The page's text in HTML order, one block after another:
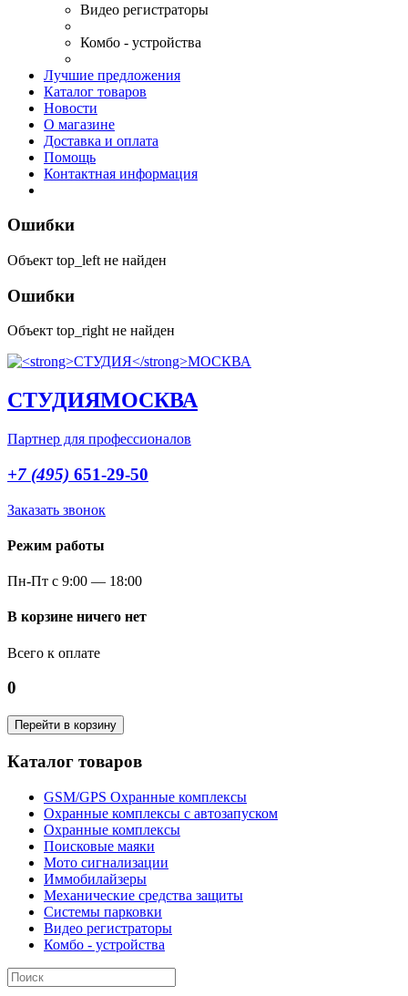
Видео регистраторы
Комбо - устройства
Лучшие предложения
Каталог товаров
Новости
О магазине
Доставка и оплата
Помощь
Контактная информация
Ошибки
Объект top_left не найден
Ошибки
Объект top_right не найден
СТУДИЯМОСКВА
Партнер для профессионалов
+7 (495) 651-29-50
Заказать звонок
Режим работы
Пн-Пт с 9:00 — 18:00
В корзине ничего нет
Всего к оплате
0
Перейти в корзину
Каталог товаров
GSM/GPS Охранные комплексы
Охранные комплексы с автозапуском
Охранные комплексы
Поисковые маяки
Мото сигнализации
Иммобилайзеры
Механические средства защиты
Системы парковки
Видео регистраторы
Комбо - устройства